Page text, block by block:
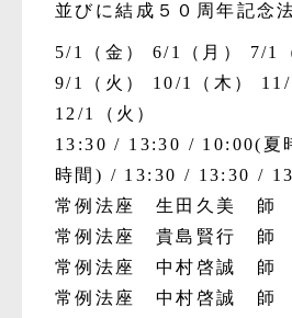
並びに結成５０周年記念
5/1（金） 6/1（月）
7/1
9/1（火）
10/1（木）
11/
12/1（火）
13:30
13:30 10:00(夏
時間)
13:30 13:30
常例法座 生田久美 師
常例法座 貴島賢行 師
常例法座 中村啓誠 師
常例法座 中村啓誠 師